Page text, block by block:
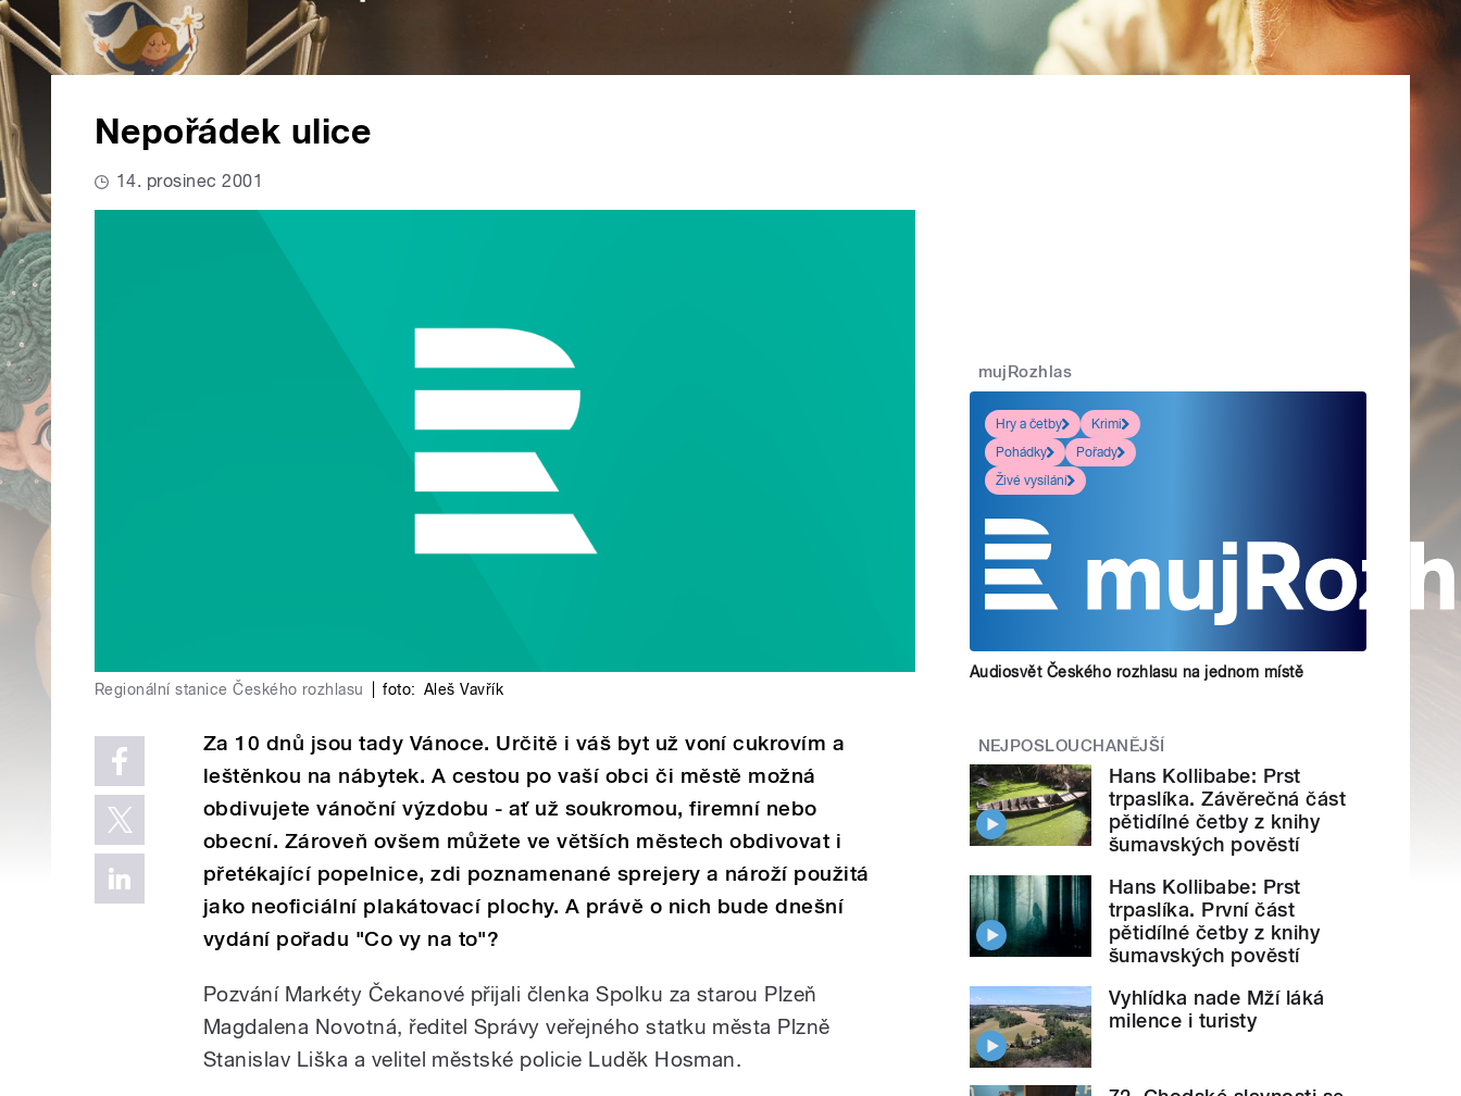
Nepořádek ulice
14. prosinec 2001
Regionální stanice Českého rozhlasu foto: Aleš Vavřík
Za 10 dnů jsou tady Vánoce. Určitě i váš byt už voní cukrovím a
leštěnkou na nábytek. A cestou po vaší obci či městě možná
obdivujete vánoční výzdobu - ať už soukromou, firemní nebo
obecní. Zároveň ovšem můžete ve větších městech obdivovat i
přetékající popelnice, zdi poznamenané sprejery a nároží použitá
jako neoficiální plakátovací plochy. A právě o nich bude dnešní
vydání pořadu "Co vy na to"?
Pozvání Markéty Čekanové přijali členka Spolku za starou Plzeň
Magdalena Novotná, ředitel Správy veřejného statku města Plzně
Stanislav Liška a velitel městské policie Luděk Hosman.
mujRozhlas
Hry a četby
Krimi
Pohádky
Pořady
Živé vysílání
Audiosvět Českého rozhlasu na jednom místě
NEJPOSLOUCHANĚJŠÍ
Hans Kollibabe: Prst
trpaslíka. Závěrečná část
pětidílné četby z knihy
šumavských pověstí
Hans Kollibabe: Prst
trpaslíka. První část
pětidílné četby z knihy
šumavských pověstí
Vyhlídka nade Mží láká
milence i turisty